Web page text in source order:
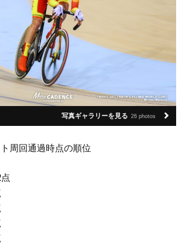
写真ギャラリーを見る 26 photos
周回通過時点の順位